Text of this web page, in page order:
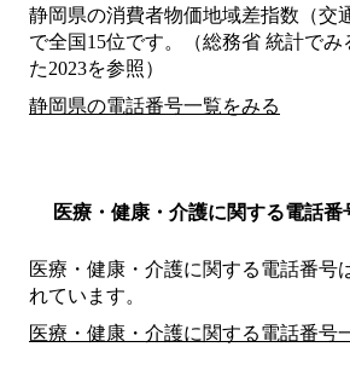
静岡県の消費者物価地域差指数（交
で全国15位です。（総務省 統計で
た2023を参照）
静岡県の電話番号一覧をみる
医療・健康・介護に関する電話番
医療・健康・介護に関する電話番号
れています。
医療・健康・介護に関する電話番号